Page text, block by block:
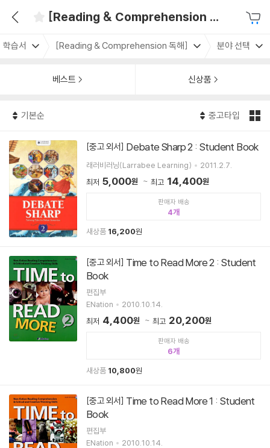
[Reading & Comprehension 독해]
학습서 [Reading & Comprehension 독해] 분야 선택
베스트 신상품
기본순 중고타입
[중고 외서] Debate Sharp 2 : Student Book
래러비러닝(Larrabee Learning)
2011.2.7.
최저 5,000원 최고 14,400원
판매자 배송
4
새상품 16,200원
[중고 외서]
Book
편집부
ENation
2010.10.14.
최저 4,400원 최고 20,200원
판매자 배송
6
새상품 10,800원
[중고 외서]
Book
편집부
ENation
2010.10.14.